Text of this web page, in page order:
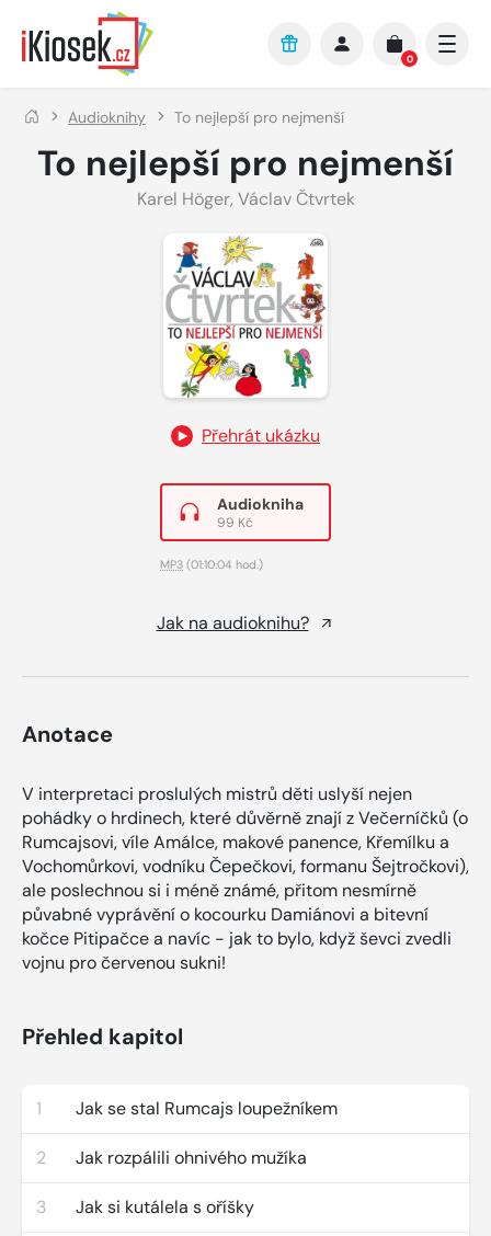
Přejít na hlavní obsah
0
Audioknihy To nejlepší pro nejmenší
To nejlepší pro nejmenší
Karel Höger, Václav Čtvrtek
Přehrát ukázku
Audiokniha
99 Kč
MP3 (01:10:04 hod.)
Jak na audioknihu?
Anotace
V interpretaci proslulých mistrů děti uslyší nejen
pohádky o hrdinech, které důvěrně znají z Večerníčků (o
Rumcajsovi, víle Amálce, makové panence, Křemílku a
Vochomůrkovi, vodníku Čepečkovi, formanu Šejtročkovi),
ale poslechnou si i méně známé, přitom nesmírně
půvabné vyprávění o kocourku Damiánovi a bitevní
kočce Pitipačce a navíc - jak to bylo, když ševci zvedli
vojnu pro červenou sukni!
Přehled kapitol
1 Jak se stal Rumcajs loupežníkem
2 Jak rozpálili ohnivého mužíka
3 Jak si kutálela s oříšky